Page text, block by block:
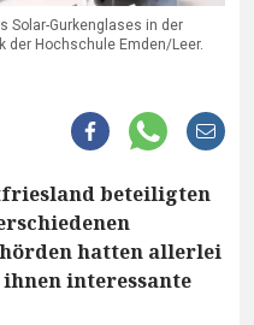
Solar-Gurkenglases in der
Hochschule Emden/Leer.
beteiligten
hatten allerlei
interessante